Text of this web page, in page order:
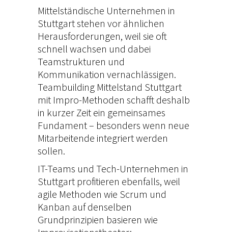
Mittelständische Unternehmen in
Stuttgart stehen vor ähnlichen
Herausforderungen, weil sie oft
schnell wachsen und dabei
Teamstrukturen und
Kommunikation vernachlässigen.
Teambuilding Mittelstand Stuttgart
mit Impro-Methoden schafft deshalb
in kurzer Zeit ein gemeinsames
Fundament – besonders wenn neue
Mitarbeitende integriert werden
sollen.
IT-Teams und Tech-Unternehmen in
Stuttgart profitieren ebenfalls, weil
agile Methoden wie Scrum und
Kanban auf denselben
Grundprinzipien basieren wie